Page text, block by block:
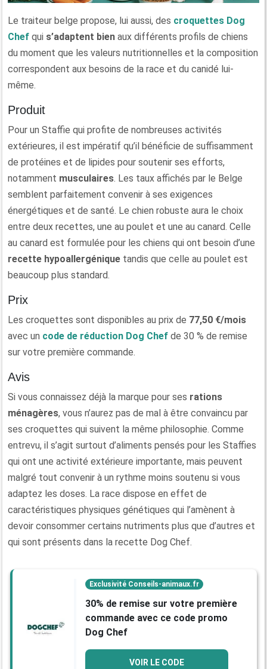
Le traiteur belge propose, lui aussi, des croquettes Dog
Chef qui s’adaptent bien aux différents profils de chiens
du moment que les valeurs nutritionnelles et la composition
correspondent aux besoins de la race et du canidé lui-
même.
Produit
Pour un Staffie qui profite de nombreuses activités
extérieures, il est impératif qu’il bénéficie de suffisamment
de protéines et de lipides pour soutenir ses efforts,
notamment musculaires. Les taux affichés par le Belge
semblent parfaitement convenir à ses exigences
énergétiques et de santé. Le chien robuste aura le choix
entre deux recettes, une au poulet et une au canard. Celle
au canard est formulée pour les chiens qui ont besoin d’une
recette hypoallergénique tandis que celle au poulet est
beaucoup plus standard.
Prix
Les croquettes sont disponibles au prix de 77,50 €/mois
avec un code de réduction Dog Chef de 30 % de remise
sur votre première commande.
Avis
Si vous connaissez déjà la marque pour ses rations
ménagères, vous n’aurez pas de mal à être convaincu par
ses croquettes qui suivent la même philosophie. Comme
entrevu, il s’agit surtout d’aliments pensés pour les Staffies
qui ont une activité extérieure importante, mais peuvent
malgré tout convenir à un rythme moins soutenu si vous
adaptez les doses. La race dispose en effet de
caractéristiques physiques génétiques qui l’amènent à
devoir consommer certains nutriments plus que d’autres et
qui sont présents dans la recette Dog Chef.
Exclusivité Conseils-animaux.fr
30% de remise sur votre première
commande avec ce code promo
Dog Chef
VOIR LE CODE